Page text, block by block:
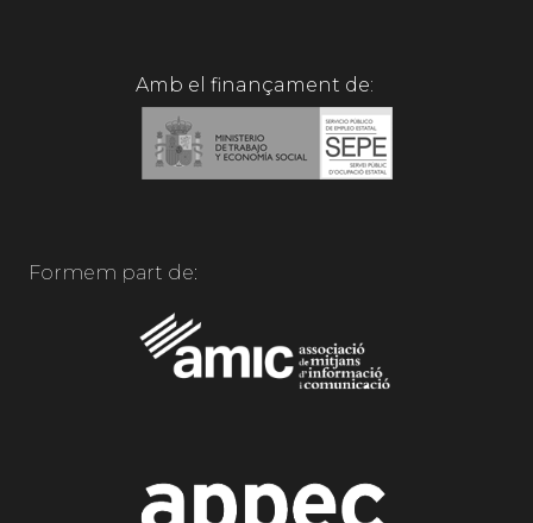
Amb el finançament de:
Formem part de: